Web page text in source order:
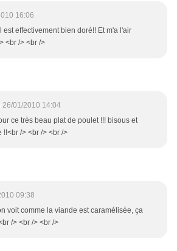
16:06
est effectivement bien doré!! Et m'a l'air
<br /> <br />
26/01/2010 14:04
ce très beau plat de poulet !!! bisous et
!!<br /> <br /> <br />
09:38
voit comme la viande est caramélisée, ça
/> <br /> <br />